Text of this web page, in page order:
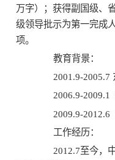
万字）；获得副国级、
级领导批示为第一完成
项。
教育背景：
2001.9-2005.7
2006.9-2009.1
2009.9-2012.6
工作经历：
2012.7至今，中